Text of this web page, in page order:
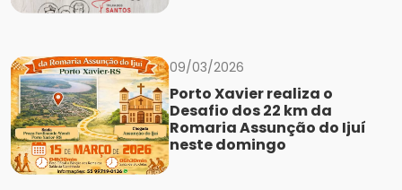
09/03/2026
Porto Xavier realiza o
Desafio dos 22 km da
Romaria Assunção do Ijuí
neste domingo